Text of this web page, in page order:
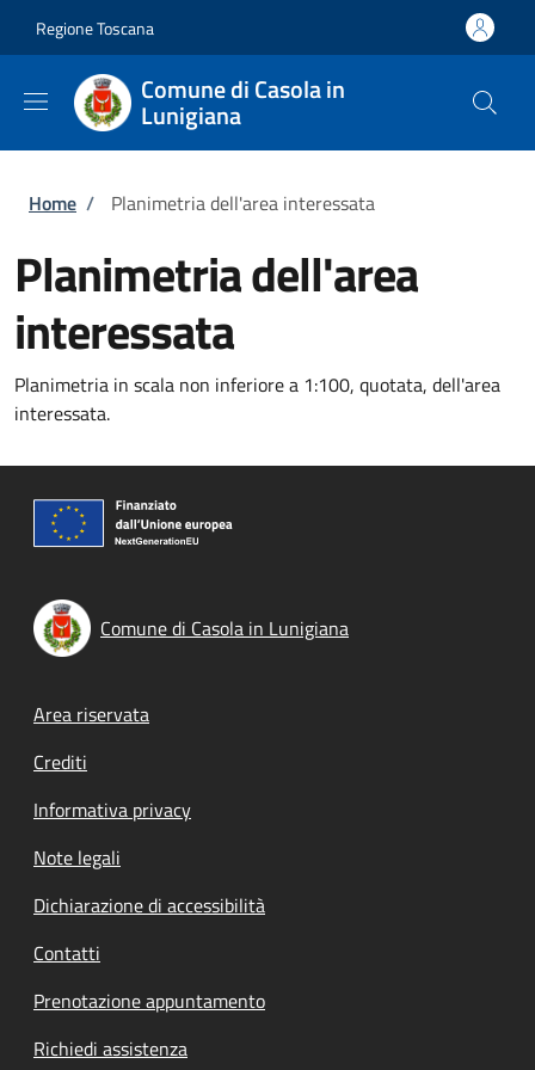
Regione Toscana
Comune di Casola in
Lunigiana
Briciole di pane
Home / Planimetria dell'area interessata
Planimetria dell'area
interessata
Planimetria in scala non inferiore a 1:100, quotata, dell'area
interessata.
Comune di Casola in Lunigiana
Footer menu
Area riservata
Crediti
Informativa privacy
Note legali
Dichiarazione di accessibilità
Contatti
Prenotazione appuntamento
Richiedi assistenza